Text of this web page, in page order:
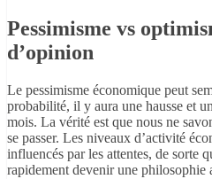
Pessimisme vs
d’opinion
Le pessimisme économique peut
probabilité, il y aura une hausse et
mois. La vérité est que nous ne
se passer. Les niveaux d’activité
influencés par les attentes, de sorte
rapidement devenir une philosophie